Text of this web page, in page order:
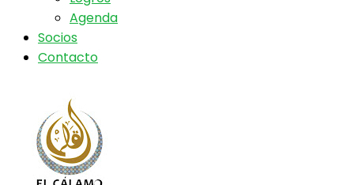
Agenda
Socios
Contacto